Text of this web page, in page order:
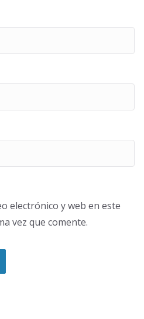
electrónico y web en este
vez que comente.